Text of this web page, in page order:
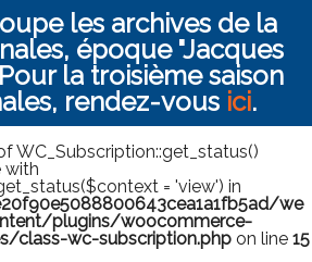
les archives de la
époque "Jacques
la troisième saison
rendez-vous ici.
WC_Subscription::get_status()
with
= 'view') in
we
plugins/woocommerce-
class-wc-subscription.php on line 15